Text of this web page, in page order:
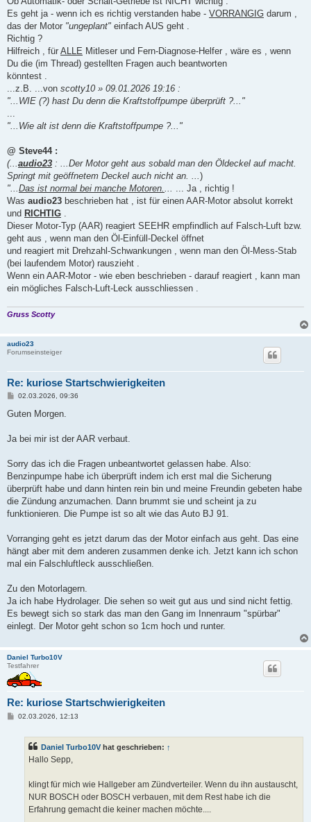
Es geht ja - wenn ich es richtig verstanden habe - VORRANGIG darum ,
das der Motor "ungeplant" einfach AUS geht .
Richtig ?
Hilfreich , für ALLE Mitleser und Fern-Diagnose-Helfer , wäre es , wenn
Du die (im Thread) gestellten Fragen auch beantworten
könntest .
...z.B. ...von scotty10 » 09.01.2026 19:16 :
"...WIE (?) hast Du denn die Kraftstoffpumpe überprüft ?..."
"...Wie alt ist denn die Kraftstoffpumpe ?..."
@ Steve44 :
(... audio23 : ...Der Motor geht aus sobald man den Öldeckel auf macht.
Springt mit geöffnetem Deckel auch nicht an. ... )
"... Das ist normal bei manche Motoren.
... Ja , richtig !
Was audio23 beschrieben hat , ist für einen AAR-Motor absolut korrekt
und RICHTIG
Dieser Motor-Typ (AAR) reagiert SEEHR empfindlich auf Falsch-Luft bzw.
geht aus , wenn man den Öl-Einfüll-Deckel öffnet
und reagiert mit Drehzahl-Schwankungen , wenn man den Öl-Mess-Stab
(bei laufendem Motor) rauszieht .
Wenn ein AAR-Motor - wie eben beschrieben - darauf reagiert , kann man
ein mögliches Falsch-Luft-Leck ausschliessen .
Gruss Scotty
audio23
Forumseinsteiger
Re: kuriose Startschwierigkeiten
B
i
a
02.03.2026, 09:36
Guten Morgen.
Ja bei mir ist der AAR verbaut.
Sorry das ich die Fragen unbeantwortet gelassen habe. Also:
Benzinpumpe habe ich überprüft indem ich erst mal die Sicherung
überprüft habe und dann hinten rein bin und meine Freundin gebeten habe
die Zündung anzumachen. Dann brummt sie und scheint ja zu
funktionieren. Die Pumpe ist so alt wie das Auto BJ 91.
Vorranging geht es jetzt darum das der Motor einfach aus geht. Das eine
hängt aber mit dem anderen zusammen denke ich. Jetzt kann ich schon
mal ein Falschluftleck ausschließen.
Zu den Motorlagern.
Ja ich habe Hydrolager. Die sehen so weit gut aus und sind nicht fettig.
Es bewegt sich so stark das man den Gang im Innenraum "spürbar"
einlegt. Der Motor geht schon so 1cm hoch und runter.
Daniel Turbo10V
Testfahrer
Re: kuriose Startschwierigkeiten
B02.03.2026, 12:13
Daniel Turbo10V hat geschrieben: ↑
Hallo Sepp,
klingt für mich wie Hallgeber am Zündverteiler. Wenn du ihn austauscht,
NUR BOSCH oder BOSCH verbauen, mit dem Rest habe ich die
Erfahrung gemacht die keiner machen möchte....